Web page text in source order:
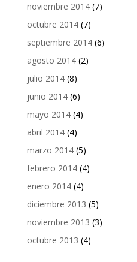
noviembre 2014(7)
octubre 2014(7)
septiembre 2014(6)
agosto 2014(2)
julio 2014(8)
junio 2014(6)
mayo 2014(4)
abril 2014(4)
marzo 2014(5)
febrero 2014(4)
enero 2014(4)
diciembre 2013 (5)
noviembre 2013 (3)
octubre 2013 (4)